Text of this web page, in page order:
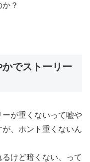
？
でストーリー
が重くないって嘘や
、ホント重くないん
けど暗くない 、って